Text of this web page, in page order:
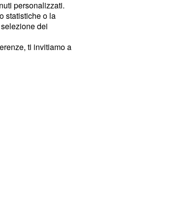
personalizzati.
statistiche o la
dei
ti invitiamo a